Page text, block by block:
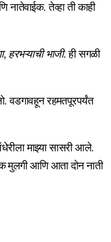
तेव्हा ती काही
हरभऱ्याची भाजी. ही सगळी
वडगावहून रहमतपूरपर्यंत
माझ्या सासरी आले.
मुलगी आणि आता दोन नाती